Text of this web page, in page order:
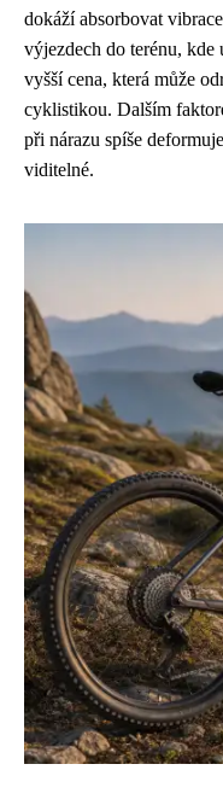
dokáží absorbovat
výjezdech do terénu,
vyšší cena, která může
cyklistikou. Dalším
při nárazu spíše
viditelné.